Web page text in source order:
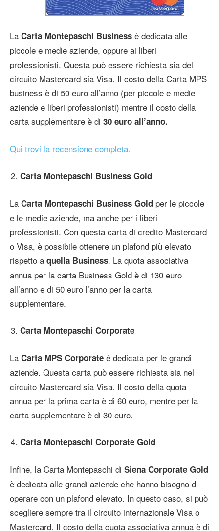
La Carta Montepaschi Business è dedicata alle
piccole e medie aziende, oppure ai liberi
professionisti. Questa può essere richiesta sia del
circuito Mastercard sia Visa. Il costo della Carta MPS
business è di 50 euro all’anno (per piccole e medie
aziende e liberi professionisti) mentre il costo della
carta supplementare è di 30 euro all’anno.
Qui trovi la recensione completa.
Carta Montepaschi Business Gold
La Carta Montepaschi Business Gold per le piccole
e le medie aziende, ma anche per i liberi
professionisti. Con questa carta di credito Mastercard
o Visa, è possibile ottenere un plafond più elevato
rispetto a quella Business. La quota associativa
annua per la carta Business Gold è di 130 euro
all’anno e di 50 euro l’anno per la carta
supplementare.
Carta Montepaschi Corporate
La Carta MPS Corporate è dedicata per le grandi
aziende. Questa carta può essere richiesta sia nel
circuito Mastercard sia Visa. Il costo della quota
annua per la prima carta è di 60 euro, mentre per la
carta supplementare è di 30 euro.
Carta Montepaschi Corporate Gold
Infine, la Carta Montepaschi di Siena Corporate Gold
è dedicata alle grandi aziende che hanno bisogno di
operare con un plafond elevato. In questo caso, si può
scegliere sempre tra il circuito internazionale Visa o
Mastercard. Il costo della quota associativa annua è di